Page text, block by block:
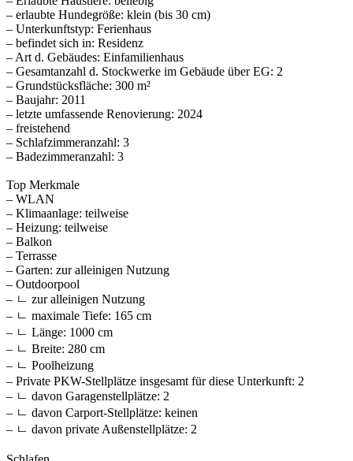
– erlaubte Hundegröße: klein (bis 30 cm)
– Unterkunftstyp: Ferienhaus
– befindet sich in: Residenz
– Art d. Gebäudes: Einfamilienhaus
– Gesamtanzahl d. Stockwerke im Gebäude über EG: 2
– Grundstücksfläche: 300 m²
– Baujahr: 2011
– letzte umfassende Renovierung: 2024
– freistehend
– Schlafzimmeranzahl: 3
– Badezimmeranzahl: 3
Top Merkmale
– WLAN
– Klimaanlage: teilweise
– Heizung: teilweise
– Balkon
– Terrasse
– Garten: zur alleinigen Nutzung
– Outdoorpool
– ㄴ zur alleinigen Nutzung
– ㄴ maximale Tiefe: 165 cm
– ㄴ Länge: 1000 cm
– ㄴ Breite: 280 cm
– ㄴ Poolheizung
– Private PKW-Stellplätze insgesamt für diese Unterkunft: 2
– ㄴ davon Garagenstellplätze: 2
– ㄴ davon Carport-Stellplätze: keinen
– ㄴ davon private Außen­stellplätze: 2